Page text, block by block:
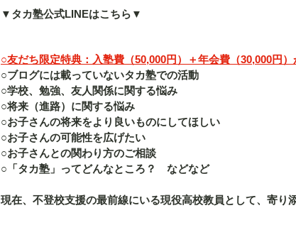
▼タカ塾公式LINEはこちら▼
○友だち限定特典：入塾費（50,000円）＋年会費（30,000円）
○ブログには載っていないタカ塾での活動
○学校、勉強、友人関係に関する悩み
○将来（進路）に関する悩み
○お子さんの将来をより良いものにしてほしい
○お子さんの可能性を広げたい
○お子さんとの関わり方のご相談
○「タカ塾」ってどんなところ？　などなど
現在、不登校支援の最前線にいる現役高校教員として、寄り